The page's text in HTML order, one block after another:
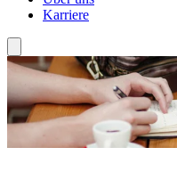
Karriere